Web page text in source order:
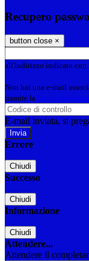
Recupero
button close ×
all'indirizzo indicato con
Non hai una e-mail
tramite la Login Spaggiari
E-mail inviata, si
Errore
Chiudi
Successo
Chiudi
Informazione
Chiudi
Attendere...
Attendere il